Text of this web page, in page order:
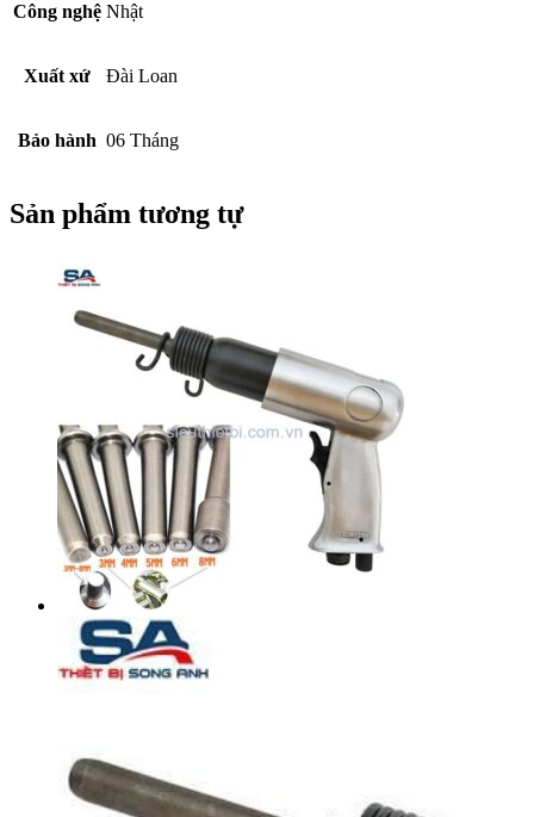
Công nghệ Nhật
Xuất xứ Đài Loan
Bảo hành 06 Tháng
Sản phẩm tương tự